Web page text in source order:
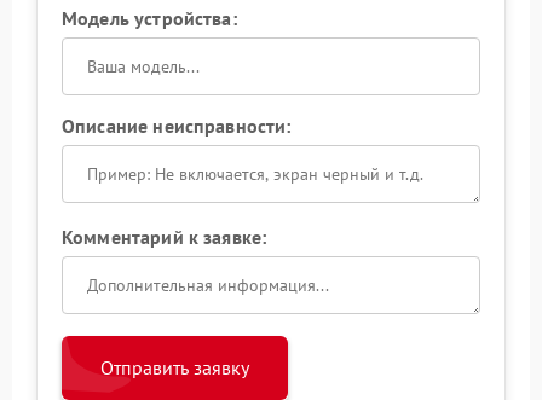
Модель устройства:
Описание неисправности:
Комментарий к заявке:
Отправить заявку